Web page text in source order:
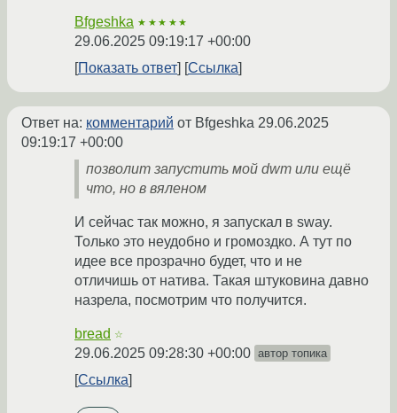
Bfgeshka ★★★★★
29.06.2025 09:19:17 +00:00
Показать ответ
Ссылка
Ответ на: комментарий от Bfgeshka 29.06.2025
09:19:17 +00:00
позволит запустить мой dwm или ещё
что, но в вяленом
И сейчас так можно, я запускал в sway.
Только это неудобно и громоздко. А тут по
идее все прозрачно будет, что и не
отличишь от натива. Такая штуковина давно
назрела, посмотрим что получится.
bread ☆
29.06.2025 09:28:30 +00:00 автор топика
Ссылка